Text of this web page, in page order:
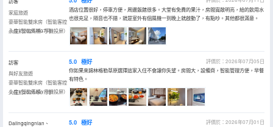
家庭旅遊
豪華智能雙床房（智能客控
小度+智能馬桶+手機投屏）
入住於2026年07月
酒店位置很好，停車方便，周邊飯館很多。大堂有免費的果汁，房間寬敞明亮，給的飲用水
也很充足，隔音也不錯，就是室外有個風機一到晚上就啟動了，有點吵。其他都很滿意。
訪客
與好友旅遊
豪華智能雙床房（智能客控
小度+智能馬桶+手機投屏）
入住於2026年07月
5.0 極好
評價於：2026年07月05日
你如果來錫林格勒草原選擇這家入住不會讓你失望。房間大，設備齊，智能管理方便，早餐
有特色。
Dalingqingnian、
5.0 極好
評價於：2026年07月01日